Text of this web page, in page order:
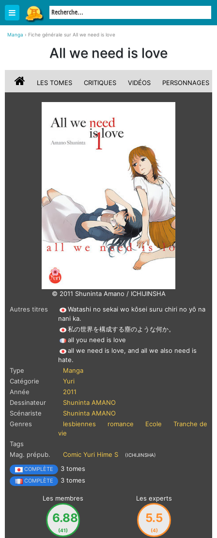
Manga › Fiche générale sur All we need is love
All we need is love
LES TOMES CRITIQUES VIDÉOS PERSONNAGES
© 2011 Shuninta Amano / ICHIJINSHA
Autres titres
Watashi no sekai wo kôsei suru chiri no yô na
nani ka.
私の世界を構成する塵のような何か。
all you need is love
all we need is love, and all we also need is
hate.
Type
Manga
Catégorie
Yuri
Année
2011
Dessinateur
Shuninta AMANO
Scénariste
Shuninta AMANO
Genres
lesbiennes romance Ecole
Tranche de
vie
Tags
Mag. prépub.
Comic Yuri Hime S (ICHIJINSHA)
COMPLÈTE 3 tomes
COMPLÈTE 3 tomes
Les membres
6.88
(41)
Les experts
5.5
(4)